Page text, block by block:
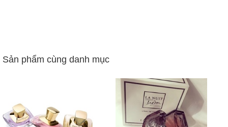
Sản phẩm cùng danh mục